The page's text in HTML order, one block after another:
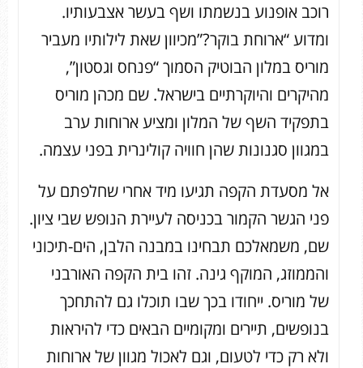
רוכב אופנוע בנשמתו ושף בעשר אצבעותיו.
ומדוע “ארוחת בוקר?”מכיוון שאת לילותיו מעביר
מוריס במלון הבוטיק הסמוך “פנחס וגסטון”,
מהיקרים והיוקרתיים בישראל. שם מכהן מוריס
בתפקיד השף של המלון ומציע ארוחות ערב
במגוון סגנונות שהן חוויה קולינרית בפני עצמה.
אל מסעדת הקפה תגיעו מיד אחרי שחלפתם על
פני הגשר הקמור בכניסה לעיירת הנופש שבי ציון.
שם, משמאלכם תבחינו במבנה הלבן, הים-תיכוני
והממוזג, המוקף גינה. זהו בית הקפה האורבני
של מוריס. ייחודו בכך שבו תוכלו גם להתחכך
בנופשים, תיירים ומקומיים הבאים כדי להיראות
ולא רק כדי לטעום, וגם לאכול מגוון של ארוחות